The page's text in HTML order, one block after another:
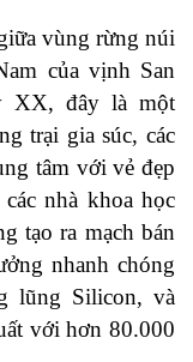
vùng rừng núi
của vịnh San
XX, đây là một
trại gia súc, các
tâm với vẻ đẹp
nhà khoa học
tạo ra mạch bán
nhanh chóng
lũng Silicon, và
với hơn 80.000